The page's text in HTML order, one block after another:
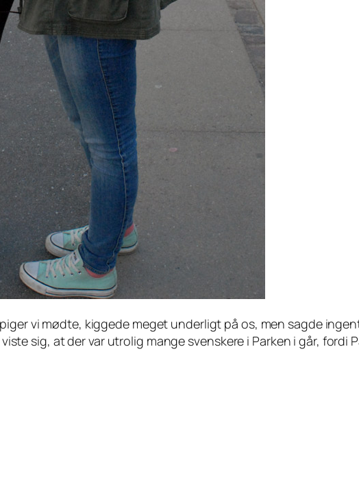
vi mødte, kiggede meget underligt på os, men sagde
sig, at der var utrolig mange svenskere i Parken i går,